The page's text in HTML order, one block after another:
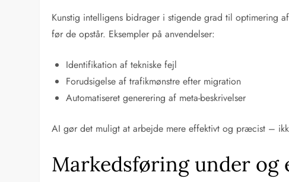
Kunstig intelligens bidrager i stigende grad til optimering
før de opstår. Eksempler på anvendelser:
Identifikation af tekniske fejl
Forudsigelse af trafikmønstre efter migration
Automatiseret generering af meta-beskrivelser
AI gør det muligt at arbejde mere effektivt og præcist –
Markedsføring under